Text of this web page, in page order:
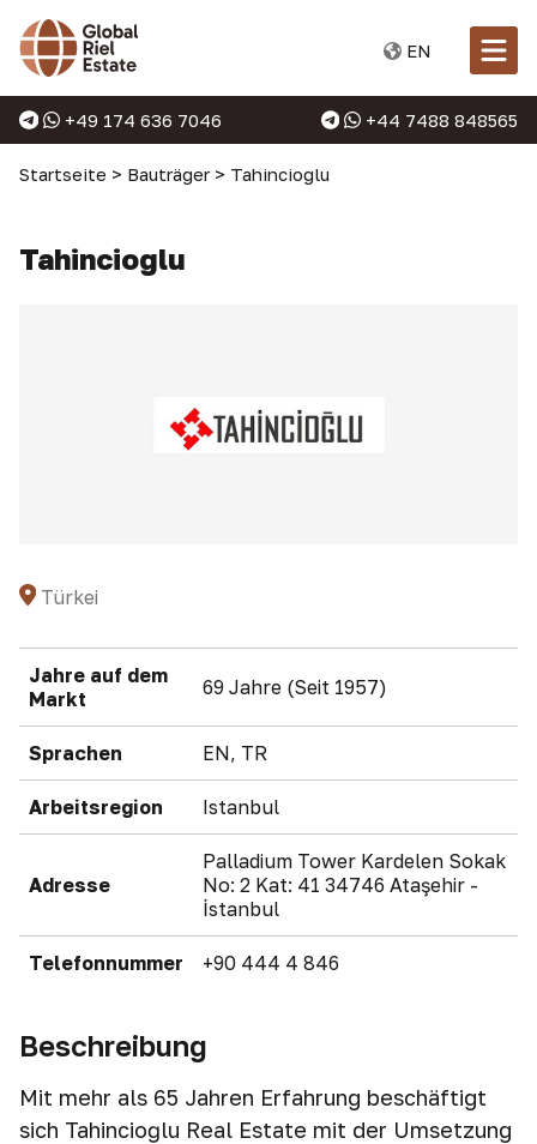
EN
+49 174 636 7046 +44 7488 848565
Startseite > Bauträger > Tahincioglu
Tahincioglu
Türkei
Jahre auf dem
Markt
69 Jahre (Seit 1957)
Sprachen EN, TR
Arbeitsregion Istanbul
Adresse
Palladium Tower Kardelen Sokak
No: 2 Kat: 41 34746 Ataşehir -
İstanbul
Telefonnummer +90 444 4 846
Beschreibung
Mit mehr als 65 Jahren Erfahrung beschäftigt
sich Tahincioğlu Real Estate mit der Umsetzung